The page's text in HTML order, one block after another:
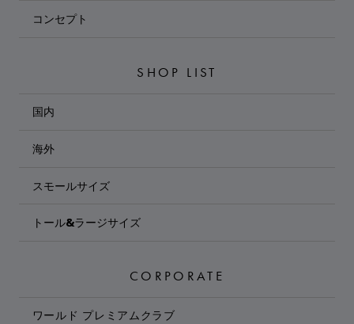
コンセプト
SHOP LIST
国内
海外
スモールサイズ
トール&ラージサイズ
CORPORATE
ワールド プレミアムクラブ